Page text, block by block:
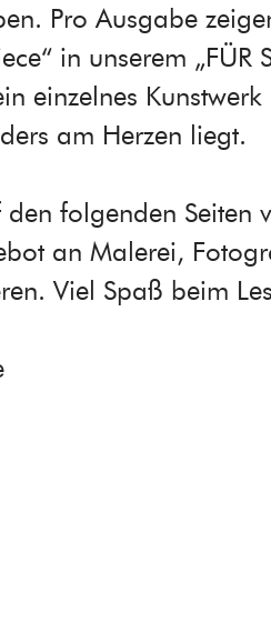
Pro Ausgabe
in unserem „FÜR
einzelnes
am Herzen liegt.
den folgenden Seiten
an Malerei,
Viel Spaß beim